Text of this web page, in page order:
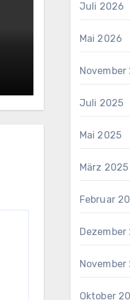
Juli 2026
Mai 2026
November
Juli 2025
Mai 2025
März 2025
Februar
Oktober